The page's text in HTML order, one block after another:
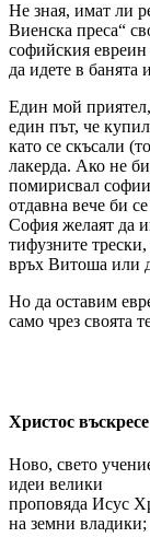
Не зная, имат ли
Виенска преса“
софийския
да идете в банята
Един мой
един път, че
като се скъсали
лакерда. Ако не
помирисвал
отдавна вече би
София желаят да
тифузните
връх Витоша или
Но да оставим
само чрез своята
Христос въскресе
Ново, свето
идеи велики
проповяда Исус
на земни владики;